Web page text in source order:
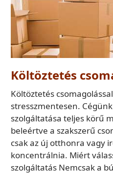
Költöztetés
Költöztetés
stresszmentesen.
szolgáltatása teljes körű
beleértve a szakszerű
csak az új otthonra vagy
koncentrálnia. Miért
szolgáltatás Nemcsak a